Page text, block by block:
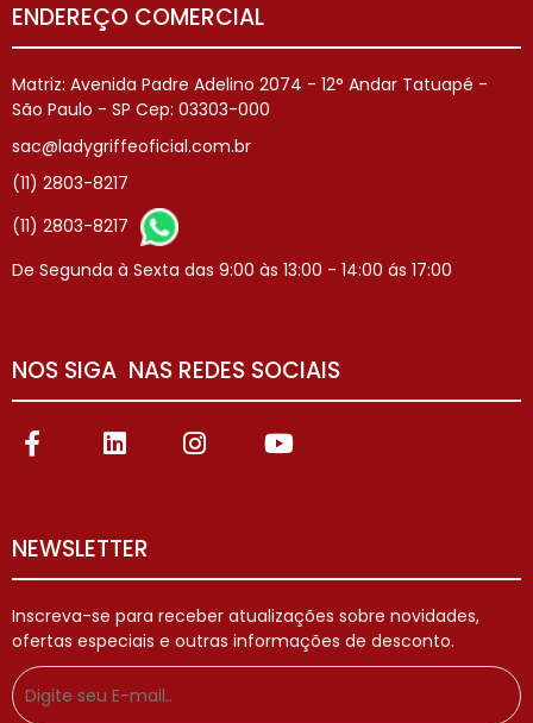
ENDEREÇO COMERCIAL
Matriz: Avenida Padre Adelino 2074 - 12° Andar Tatuapé -
São Paulo - SP Cep: 03303-000
sac@ladygriffeoficial.com.br
(11) 2803-8217
(11) 2803-8217
De Segunda à Sexta das 9:00 às 13:00 - 14:00 ás 17:00
NOS SIGA NAS REDES SOCIAIS
NEWSLETTER
Inscreva-se para receber atualizações sobre novidades,
ofertas especiais e outras informações de desconto.